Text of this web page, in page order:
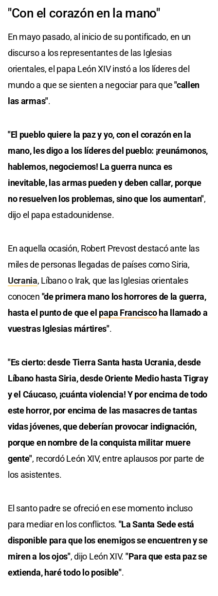
"Con el corazón en la mano"
En mayo pasado, al inicio de su pontificado, en un
discurso a los representantes de las Iglesias
orientales, el papa León XIV instó a los líderes del
mundo a que se sienten a negociar para que"callen
las armas".
"El pueblo quiere la paz y yo, con el corazón en la
mano, les digo a los líderes del pueblo: ¡reunámonos,
hablemos, negociemos! La guerra nunca es
inevitable, las armas pueden y deben callar, porque
no resuelven los problemas, sino que los aumentan",
dijo el papa estadounidense.
En aquella ocasión, Robert Prevost destacó ante las
miles de personas llegadas de países como Siria,
Ucrania, Líbano o Irak, que las Iglesias orientales
conocen "de primera mano los horrores de la guerra,
hasta el punto de que el papa Franciscoha llamado a
vuestras Iglesias mártires".
"Es cierto: desde Tierra Santa hasta Ucrania, desde
Líbano hasta Siria, desde Oriente Medio hasta Tigray
y el Cáucaso, ¡cuánta violencia! Y por encima de todo
este horror, por encima de las masacres de tantas
vidas jóvenes, que deberían provocar indignación,
porque en nombre de la conquista militar muere
gente", recordó León XIV, entre aplausos por parte de
los asistentes.
El santo padre se ofreció en ese momento incluso
para mediar en los conflictos. "La Santa Sede está
disponible para que los enemigos se encuentren y se
miren a los ojos", dijo León XIV. "Para que esta paz se
extienda, haré todo lo posible".